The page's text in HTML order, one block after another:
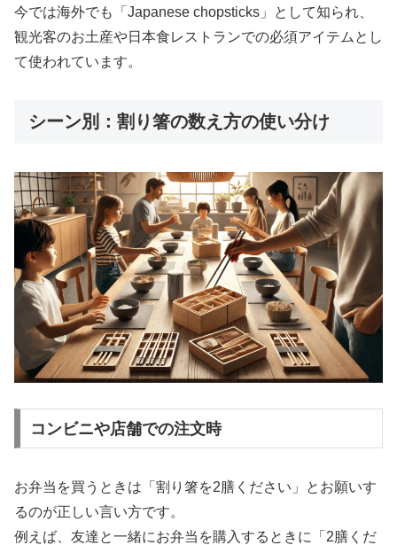
今では海外でも「Japanese chopsticks」として知られ、
観光客のお土産や日本食レストランでの必須アイテムとし
て使われています。
シーン別：割り箸の数え方の使い分け
コンビニや店舗での注文時
お弁当を買うときは「割り箸を2膳ください」とお願いす
るのが正しい言い方です。
例えば、友達と一緒にお弁当を購入するときに「2膳くだ